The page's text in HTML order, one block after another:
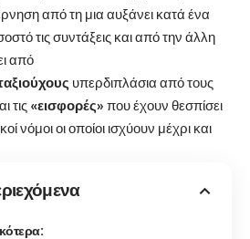
από τη μια αυξάνει κατά ένα
τις συντάξεις και από την άλλη
από
υπερδιπλάσια από τους
τις «εισφορές» που έχουν θεσπίσει
νόμοι οι οποίοι ισχύουν μέχρι και